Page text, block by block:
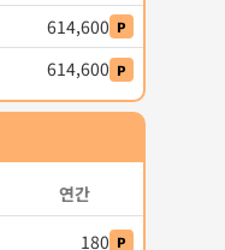
614,600 P
614,600 P
연간
180 P